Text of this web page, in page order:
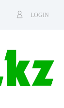
LOGIN